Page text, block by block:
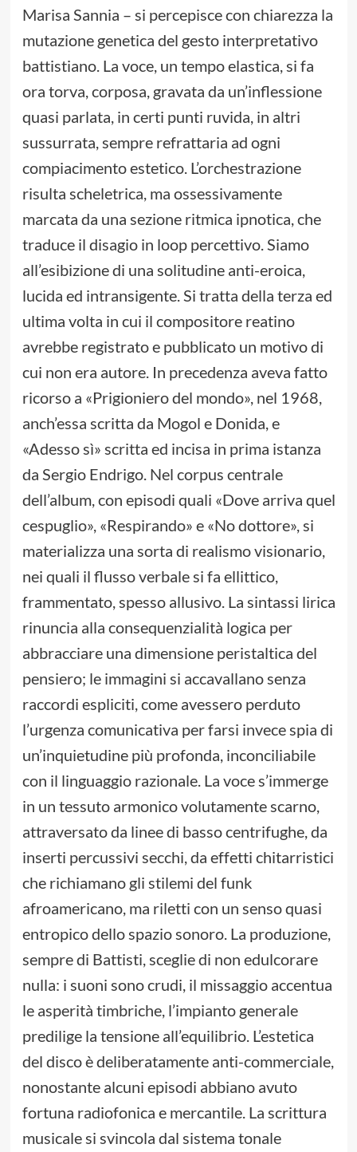
Marisa Sannia – si percepisce con chiarezza la
mutazione genetica del gesto interpretativo
battistiano. La voce, un tempo elastica, si fa
ora torva, corposa, gravata da un’inflessione
quasi parlata, in certi punti ruvida, in altri
sussurrata, sempre refrattaria ad ogni
compiacimento estetico. L’orchestrazione
risulta scheletrica, ma ossessivamente
marcata da una sezione ritmica ipnotica, che
traduce il disagio in loop percettivo. Siamo
all’esibizione di una solitudine anti-eroica,
lucida ed intransigente. Si tratta della terza ed
ultima volta in cui il compositore reatino
avrebbe registrato e pubblicato un motivo di
cui non era autore. In precedenza aveva fatto
ricorso a «Prigioniero del mondo», nel 1968,
anch’essa scritta da Mogol e Donida, e
«Adesso sì» scritta ed incisa in prima istanza
da Sergio Endrigo. Nel corpus centrale
dell’album, con episodi quali «Dove arriva quel
cespuglio», «Respirando» e «No dottore», si
materializza una sorta di realismo visionario,
nei quali il flusso verbale si fa ellittico,
frammentato, spesso allusivo. La sintassi lirica
rinuncia alla consequenzialità logica per
abbracciare una dimensione peristaltica del
pensiero; le immagini si accavallano senza
raccordi espliciti, come avessero perduto
l’urgenza comunicativa per farsi invece spia di
un’inquietudine più profonda, inconciliabile
con il linguaggio razionale. La voce s’immerge
in un tessuto armonico volutamente scarno,
attraversato da linee di basso centrifughe, da
inserti percussivi secchi, da effetti chitarristici
che richiamano gli stilemi del funk
afroamericano, ma riletti con un senso quasi
entropico dello spazio sonoro. La produzione,
sempre di Battisti, sceglie di non edulcorare
nulla: i suoni sono crudi, il missaggio accentua
le asperità timbriche, l’impianto generale
predilige la tensione all’equilibrio. L’estetica
del disco è deliberatamente anti-commerciale,
nonostante alcuni episodi abbiano avuto
fortuna radiofonica e mercantile. La scrittura
musicale si svincola dal sistema tonale